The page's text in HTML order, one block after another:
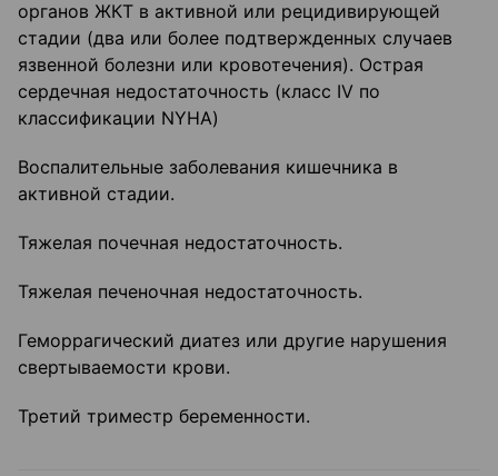
органов ЖКТ в активной или рецидивирующей
стадии (два или более подтвержденных случаев
язвенной болезни или кровотечения). Острая
сердечная недостаточность (класс IV по
классификации NYHA)
Воспалительные заболевания кишечника в
активной стадии.
Тяжелая почечная недостаточность.
Тяжелая печеночная недостаточность.
Геморрагический диатез или другие нарушения
свертываемости крови.
Третий триместр беременности.